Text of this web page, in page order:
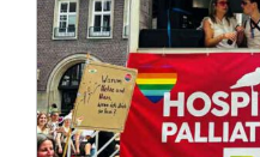
Veranstaltungen
Hospiz am Deich